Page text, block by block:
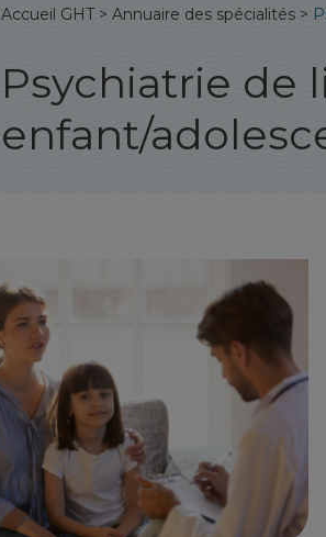
Accueil GHT> Annuaire des spécialités >
Psychiatrie de
enfant/